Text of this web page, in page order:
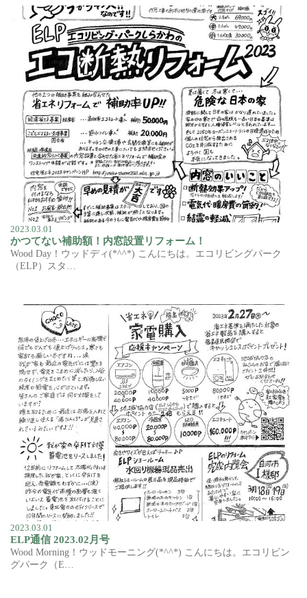
2023.03.01
かつてない補助額！内窓設置リフォーム！
Wood Day！ウッドディ(*^^*) こんにちは。エコリビングパーク
（ELP）スタ…
2023.03.01
ELP通信 2023.02月号
Wood Morning！ウッドモーニング(*^^*) こんにちは。エコリビン
グパーク（E…